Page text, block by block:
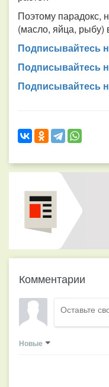
Поэтому парадокс,
(масло, яйца,
Подписывайтесь
Подписывайтесь
Подписывайтесь
Комментарии
Новые